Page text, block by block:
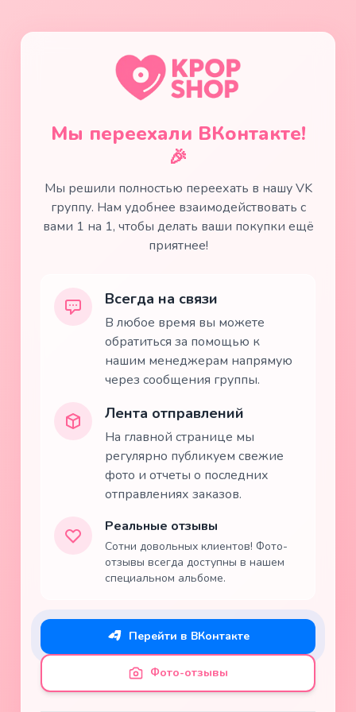
Мы переехали ВКонтакте!
🎉
Мы решили полностью переехать в нашу VK
группу. Нам удобнее взаимодействовать с
вами 1 на 1, чтобы делать ваши покупки ещё
приятнее!
Всегда на связи
В любое время вы можете
обратиться за помощью к
нашим менеджерам напрямую
через сообщения группы.
Лента отправлений
На главной странице мы
регулярно публикуем свежие
фото и отчеты о последних
отправлениях заказов.
Реальные отзывы
Сотни довольных клиентов! Фото-
отзывы всегда доступны в нашем
специальном альбоме.
Перейти в ВКонтакте
Фото-отзывы